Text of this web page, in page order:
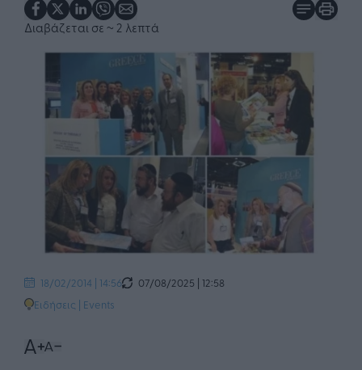
Διαβάζεται σε ~ 2 λεπτά
18/02/2014 | 14:56
07/08/2025 | 12:58
Ειδήσεις | Events